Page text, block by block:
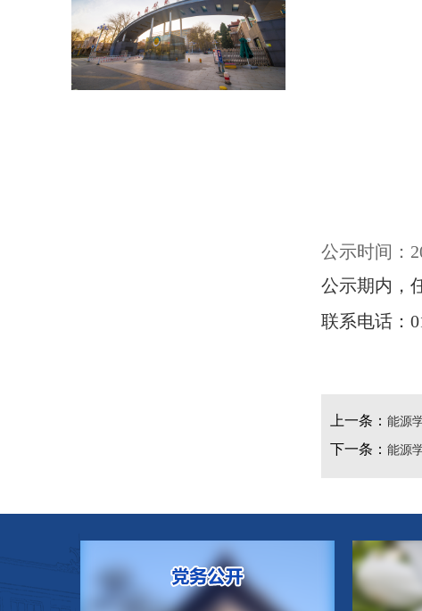
公示时间：
公示期内，
联系电话：
上一条： 能源
下一条： 能源